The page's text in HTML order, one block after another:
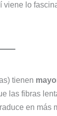
viene lo
tienen
las fibras
en más